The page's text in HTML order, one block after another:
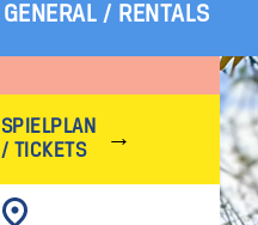
GENERAL / RENTALS
SPIELPLAN
/ TICKETS
IMAGE